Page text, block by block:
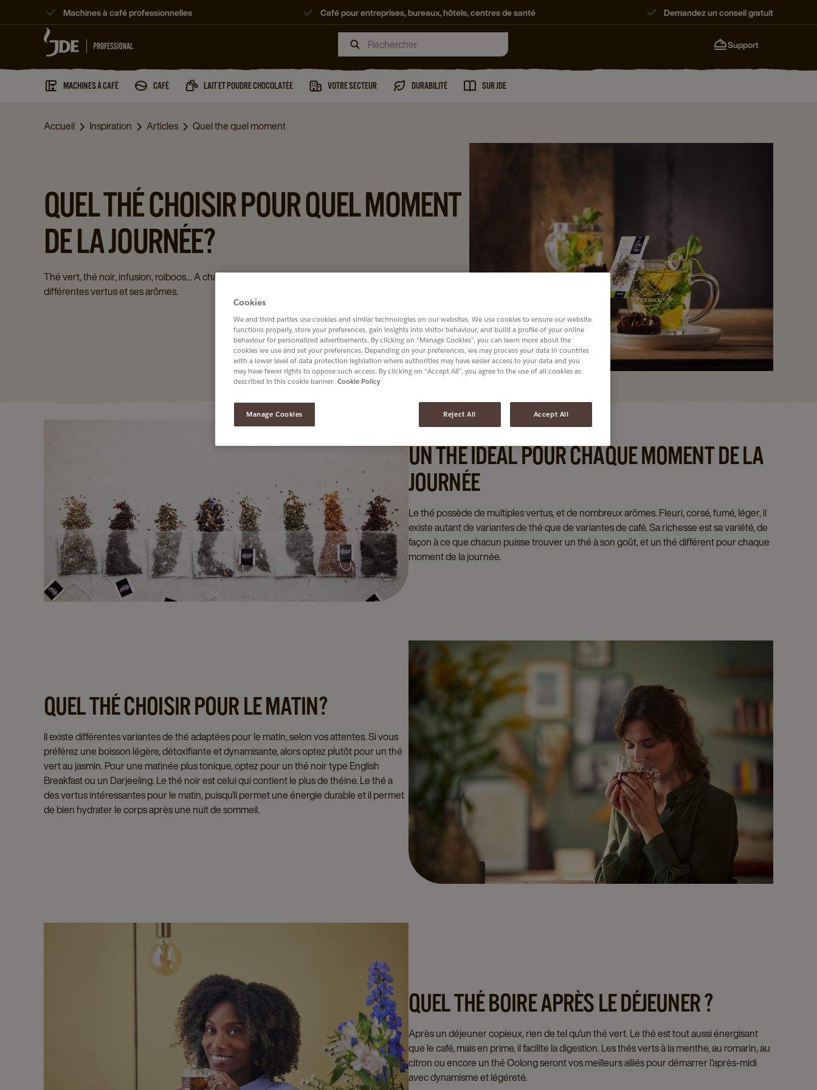
Machines à café professionnelles Café pour entreprises, bureaux, hôtels, centres de santé Demandez un conseil gratuit
Support
MACHINES À CAFÉ CAFÉ LAIT ET POUDRE CHOCOLATÉE VOTRE SECTEUR DURABILITÉ SUR JDE
Accueil Inspiration Articles Quel the quel moment
QUEL THÉ CHOISIR POUR QUEL MOMENT
DE LA JOURNÉE?
Thé vert, thé noir, infusion, roiboos… A chaque moment de la journée correspond un thé idéal par ses
différentes vertus et ses arômes.
UN THÉ IDÉAL POUR CHAQUE MOMENT DE LA
JOURNÉE
Le thé possède de multiples vertus, et de nombreux arômes. Fleuri, corsé, fumé, léger, il
existe autant de variantes de thé que de variantes de café. Sa richesse est sa variété, de
façon à ce que chacun puisse trouver un thé à son goût, et un thé différent pour chaque
moment de la journée.
QUEL THÉ CHOISIR POUR LE MATIN?
Il existe différentes variantes de thé adaptées pour le matin, selon vos attentes. Si vous
préférez une boisson légère, détoxifiante et dynamisante, alors optez plutôt pour un thé
vert au jasmin. Pour une matinée plus tonique, optez pour un thé noir type English
Breakfast ou un Darjeeling. Le thé noir est celui qui contient le plus de théine. Le thé a
des vertus intéressantes pour le matin, puisqu'il permet une énergie durable et il permet
de bien hydrater le corps après une nuit de sommeil.
QUEL THÉ BOIRE APRÈS LE DÉJEUNER ?
Après un déjeuner copieux, rien de tel qu'un thé vert. Le thé est tout aussi énergisant
que le café, mais en prime, il facilite la digestion. Les thés verts à la menthe, au romarin, au
citron ou encore un thé Oolong seront vos meilleurs alliés pour démarrer l'après-midi
avec dynamisme et légéreté.
Cookies
We and third parties use cookies and similar technologies on our websites. We use cookies to ensure our website
functions properly, store your preferences, gain insights into visitor behaviour, and build a profile of your online
behaviour for personalized advertisements. By clicking on “Manage Cookies”, you can learn more about the
cookies we use and set your preferences. Depending on your preferences, we may process your data in countries
with a lower level of data protection legislation where authorities may have easier access to your data and you
may have fewer rights to oppose such access. By clicking on “Accept All”, you agree to the use of all cookies as
described in this cookie banner. Cookie Policy
Manage Cookies Reject All Accept All